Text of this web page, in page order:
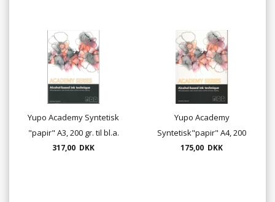
Yupo Academy Syntetisk
"papir" A3, 200 gr. til bl.a.
alkohol ink
317,00 DKK
Yupo Academy
Syntetisk"papir" A4, 200
gr.
175,00 DKK